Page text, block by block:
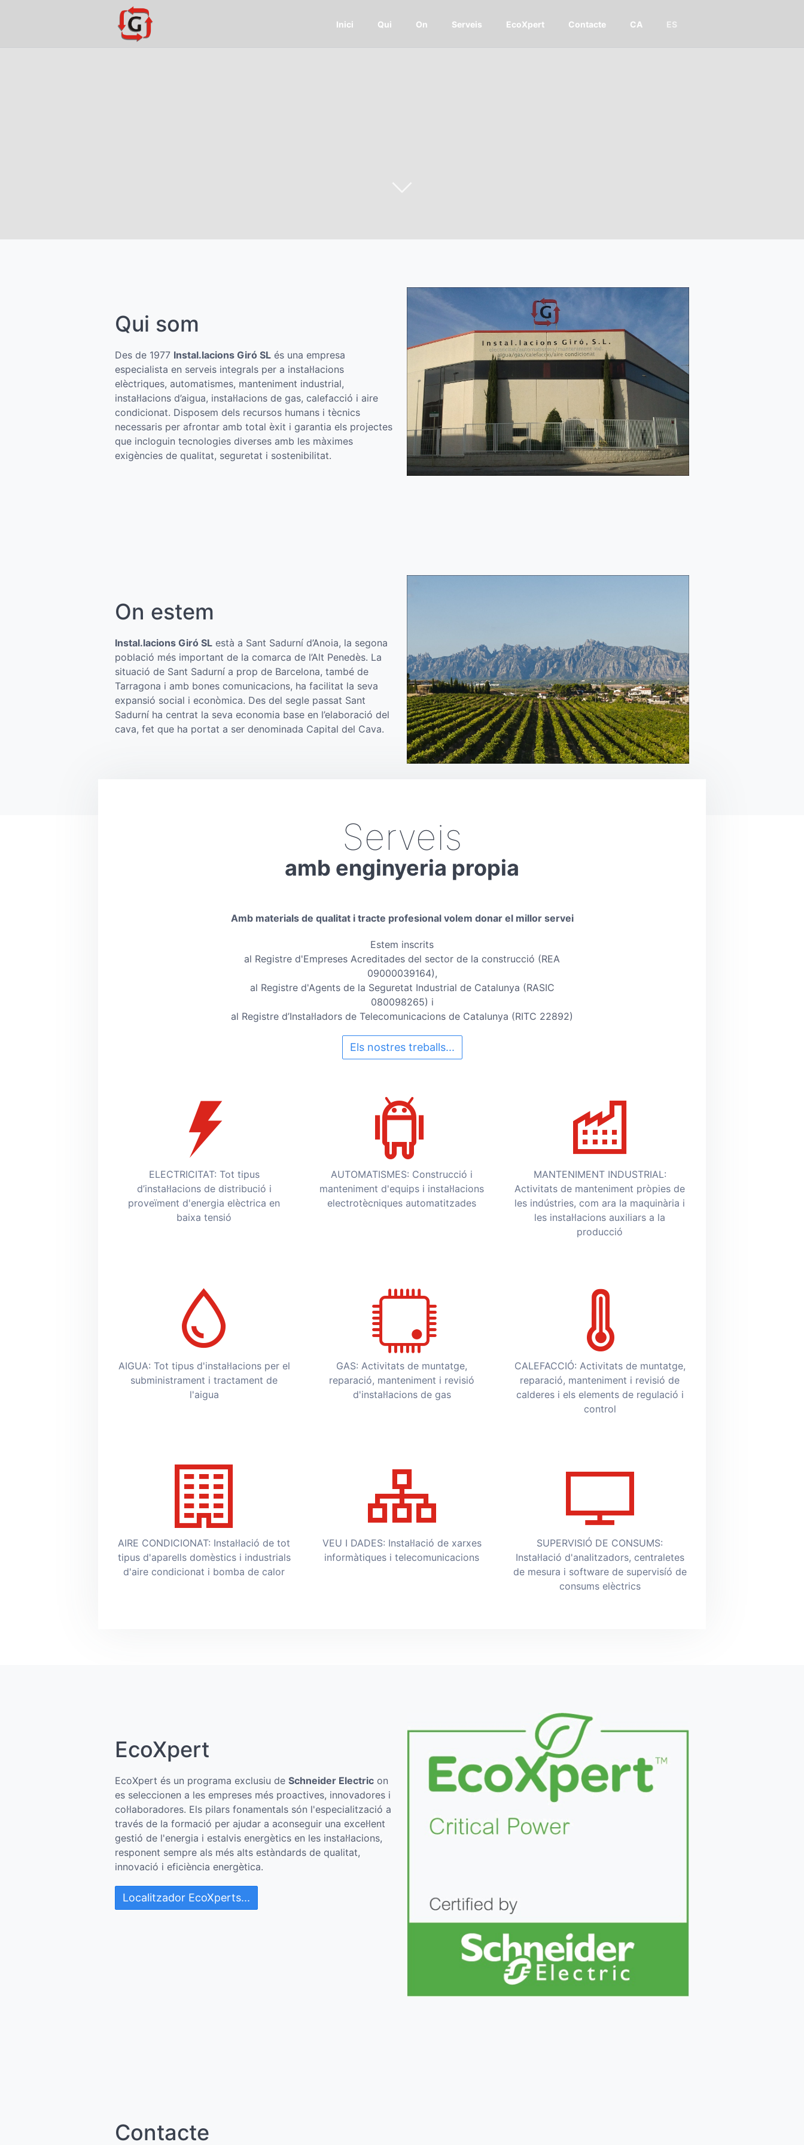
Inici Qui On Serveis EcoXpert Contacte CA ES
Qui som
Des de 1977 Instal.lacions Giró SL és una empresa
especialista en serveis integrals per a instal·lacions
elèctriques, automatismes, manteniment industrial,
instal·lacions d’aigua, instal·lacions de gas, calefacció i aire
condicionat. Disposem dels recursos humans i tècnics
necessaris per afrontar amb total èxit i garantia els projectes
que incloguin tecnologies diverses amb les màximes
exigències de qualitat, seguretat i sostenibilitat.
On estem
Instal.lacions Giró SL està a Sant Sadurní d’Anoia, la segona
població més important de la comarca de l’Alt Penedès. La
situació de Sant Sadurní a prop de Barcelona, també de
Tarragona i amb bones comunicacions, ha facilitat la seva
expansió social i econòmica. Des del segle passat Sant
Sadurní ha centrat la seva economia base en l’elaboració del
cava, fet que ha portat a ser denominada Capital del Cava.
Serveis
amb enginyeria propia
Amb materials de qualitat i tracte profesional volem donar el millor servei
Estem inscrits
al Registre d'Empreses Acreditades del sector de la construcció (REA
09000039164),
al Registre d'Agents de la Seguretat Industrial de Catalunya (RASIC
080098265) i
al Registre d’Instal·ladors de Telecomunicacions de Catalunya (RITC 22892)
Els nostres treballs...
ELECTRICITAT: Tot tipus
d’instal·lacions de distribució i
proveïment d'energia elèctrica en
baixa tensió
AUTOMATISMES: Construcció i
manteniment d'equips i instal·lacions
electrotècniques automatitzades
MANTENIMENT INDUSTRIAL:
Activitats de manteniment pròpies de
les indústries, com ara la maquinària i
les instal·lacions auxiliars a la
producció
AIGUA: Tot tipus d'instal·lacions per el
subministrament i tractament de
l'aigua
GAS: Activitats de muntatge,
reparació, manteniment i revisió
d'instal·lacions de gas
CALEFACCIÓ: Activitats de muntatge,
reparació, manteniment i revisió de
calderes i els elements de regulació i
control
AIRE CONDICIONAT: Instal·lació de tot
tipus d'aparells domèstics i industrials
d'aire condicionat i bomba de calor
VEU I DADES: Instal·lació de xarxes
informàtiques i telecomunicacions
SUPERVISIÓ DE CONSUMS:
Instal·lació d'analitzadors, centraletes
de mesura i software de supervisíó de
consums elèctrics
EcoXpert
EcoXpert és un programa exclusiu de Schneider Electric on
es seleccionen a les empreses més proactives, innovadores i
col·laboradores. Els pilars fonamentals són l'especialització a
través de la formació per ajudar a aconseguir una excel·lent
gestió de l'energia i estalvis energètics en les instal·lacions,
responent sempre als més alts estàndards de qualitat,
innovació i eficiència energètica.
Localitzador EcoXperts...
Contacte